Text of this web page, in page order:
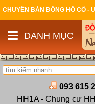
CHUYÊN BÁN ĐỒNG HỒ CỔ -
DANH MỤC
093 615
HH1A - Chung cư